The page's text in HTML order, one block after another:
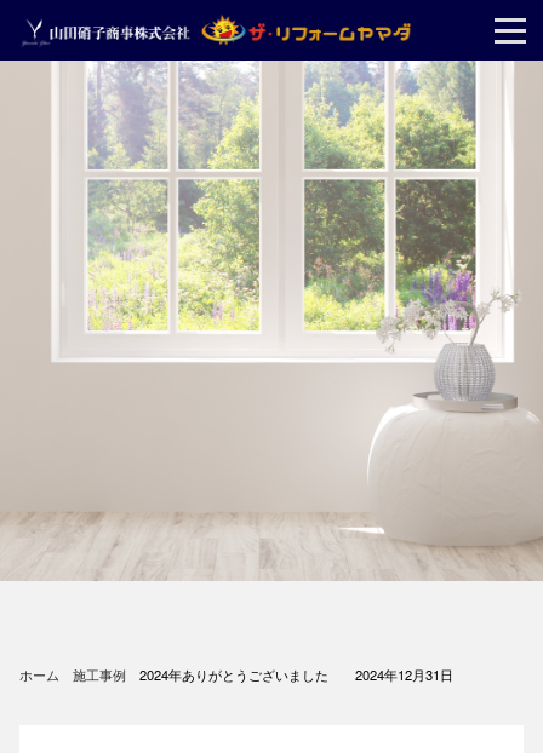
ホーム 施工事例 2024年ありがとうございました 2024年12月31日